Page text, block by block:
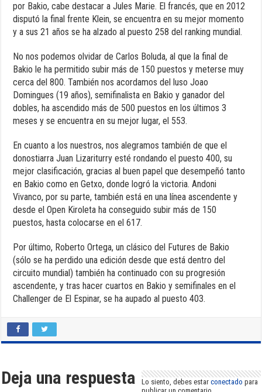
por Bakio, cabe destacar a Jules Marie. El francés, que en 2012
disputó la final frente Klein, se encuentra en su mejor momento
y a sus 21 años se ha alzado al puesto 258 del ranking mundial.
No nos podemos olvidar de Carlos Boluda, al que la final de
Bakio le ha permitido subir más de 150 puestos y meterse muy
cerca del 800. También nos acordamos del luso Joao
Domingues (19 años), semifinalista en Bakio y ganador del
dobles, ha ascendido más de 500 puestos en los últimos 3
meses y se encuentra en su mejor lugar, el 553.
En cuanto a los nuestros, nos alegramos también de que el
donostiarra Juan Lizariturry esté rondando el puesto 400, su
mejor clasificación, gracias al buen papel que desempeñó tanto
en Bakio como en Getxo, donde logró la victoria. Andoni
Vivanco, por su parte, también está en una línea ascendente y
desde el Open Kiroleta ha conseguido subir más de 150
puestos, hasta colocarse en el 617.
Por último, Roberto Ortega, un clásico del Futures de Bakio
(sólo se ha perdido una edición desde que está dentro del
circuito mundial) también ha continuado con su progresión
ascendente, y tras hacer cuartos en Bakio y semifinales en el
Challenger de El Espinar, se ha aupado al puesto 403.
Deja una respuesta Lo siento, debes estarconectado para